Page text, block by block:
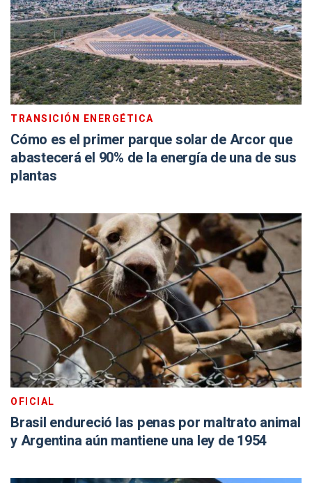
TRANSICIÓN ENERGÉTICA
Cómo es el primer parque solar de Arcor que
abastecerá el 90% de la energía de una de sus
plantas
OFICIAL
Brasil endureció las penas por maltrato animal
y Argentina aún mantiene una ley de 1954